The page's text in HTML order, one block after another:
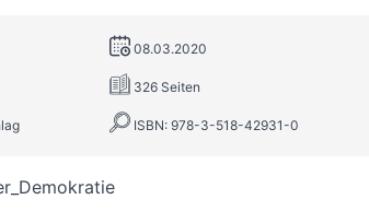
08.03.2020
326 Seiten
ISBN: 978-3-518-42931-0